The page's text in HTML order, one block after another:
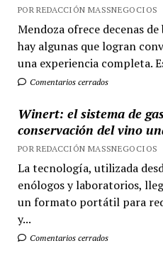
POR REDACCIÓN MASSNEGOCIOS
Mendoza ofrece decenas
hay algunas que logran
una experiencia completa.
Comentarios cerrados
Winert: el sistema de
conservación del vino
POR REDACCIÓN MASSNEGOCIOS
La tecnología, utilizada
enólogos y laboratorios,
un formato portátil para
y...
Comentarios cerrados